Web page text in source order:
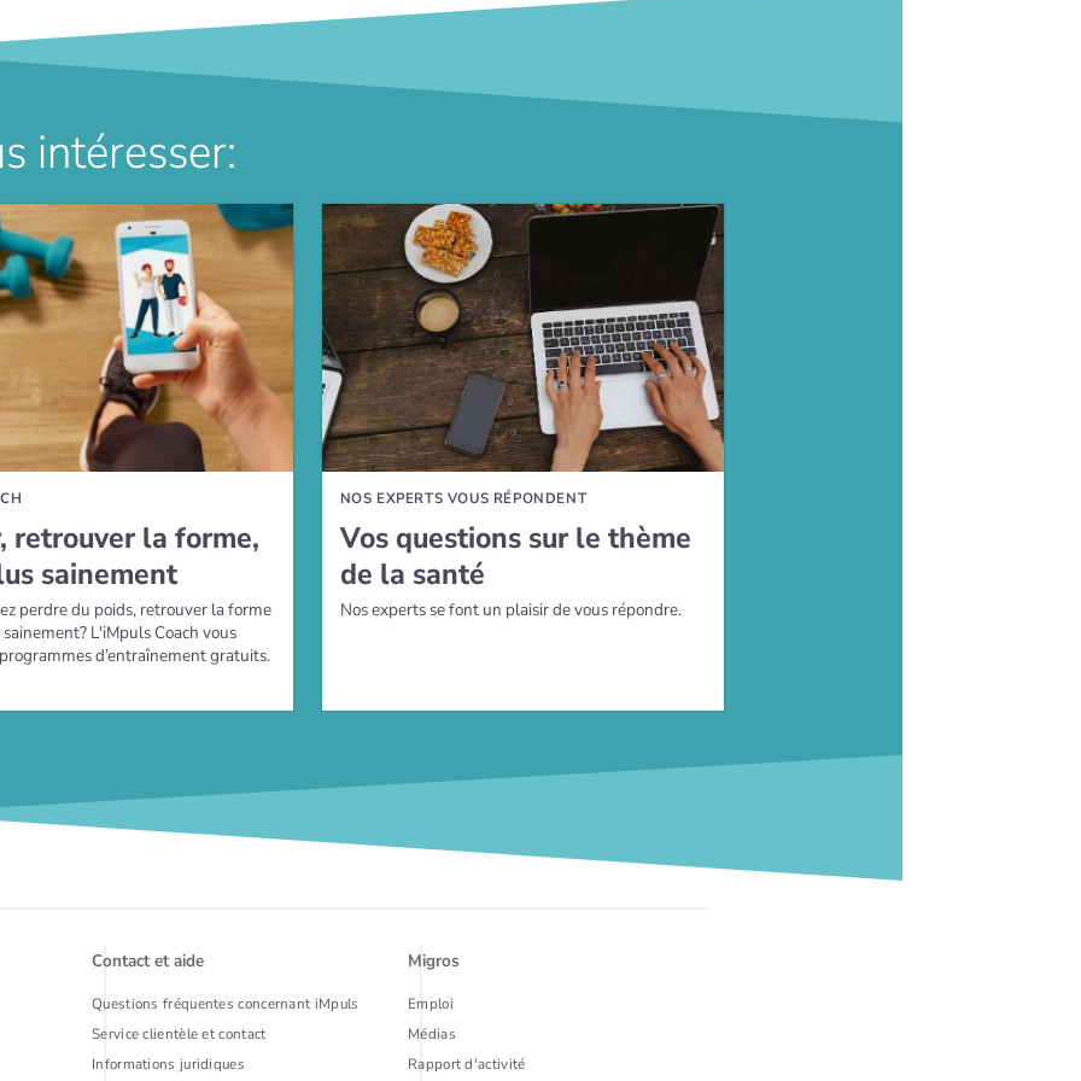
intéresser:
retrou­ver la forme,
sai­ne­ment
perdre du poids, retrouver la forme
L'iMpuls Coach vous
d’entraînement gratuits.
NOS EXPERTS VOUS RÉPONDENT
Vos ques­tions sur le thème
de la santé
Nos experts se font un plaisir de vous répondre.
Contact et aide
Questions fréquentes concernant iMpuls
Service clientèle et contact
Informations juridiques
Migros
Emploi
Médias
Rapport d'activité